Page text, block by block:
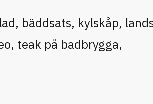
bäddsats, kylskåp,
teak på badbrygga,